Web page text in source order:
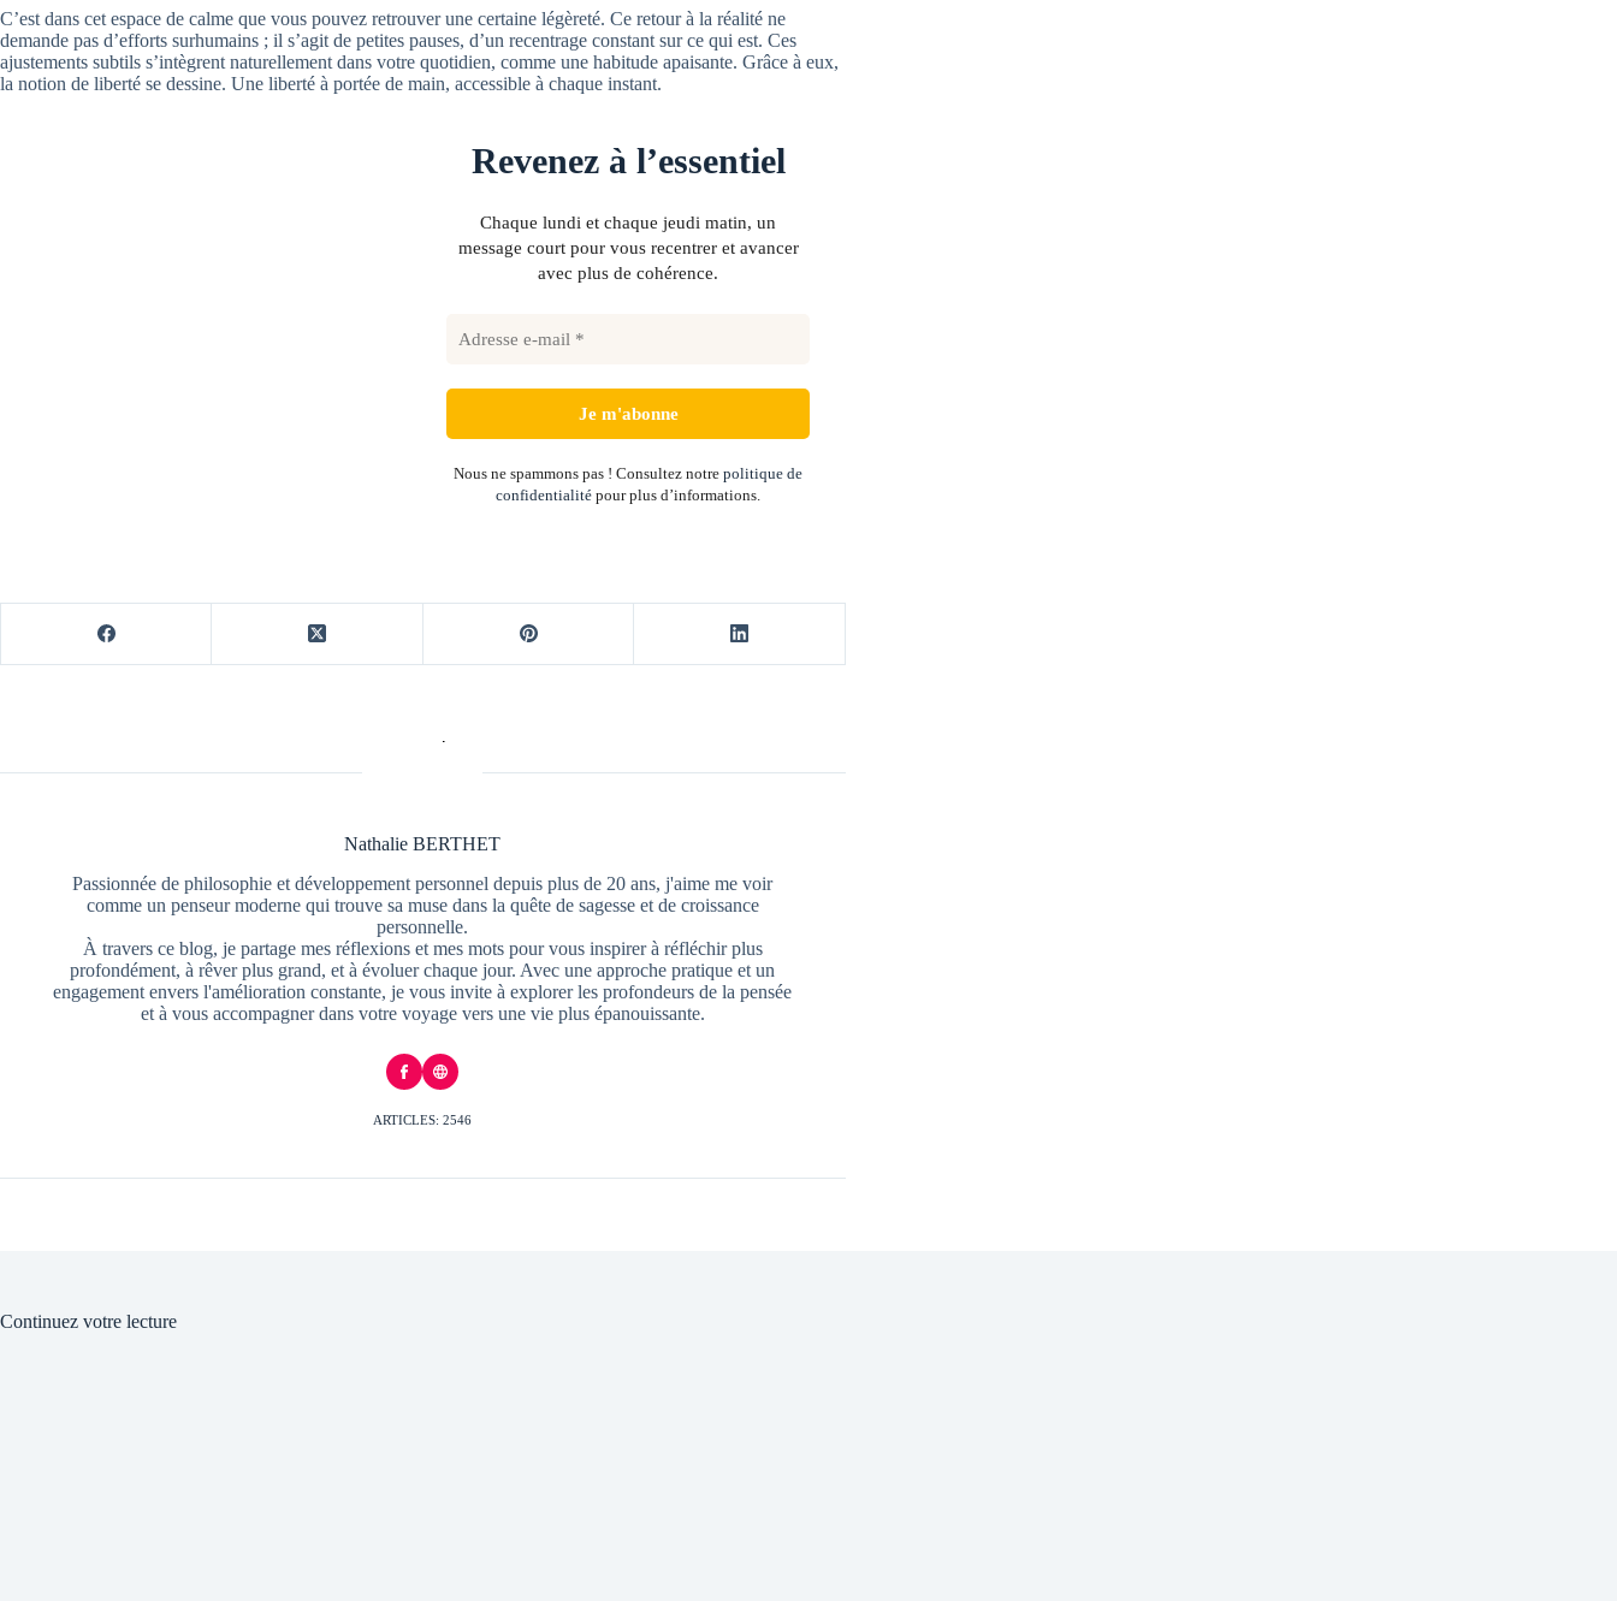
C’est dans cet espace de calme que vous pouvez retrouver une certaine légèreté. Ce retour à la réalité ne
demande pas d’efforts surhumains ; il s’agit de petites pauses, d’un recentrage constant sur ce qui est. Ces
ajustements subtils s’intègrent naturellement dans votre quotidien, comme une habitude apaisante. Grâce à eux,
la notion de liberté se dessine. Une liberté à portée de main, accessible à chaque instant.
Revenez à l’essentiel
Chaque lundi et chaque jeudi matin, un
message court pour vous recentrer et avancer
avec plus de cohérence.
Nous ne spammons pas ! Consultez notrepolitique de
confidentialité pour plus d’informations.
Nathalie BERTHET
Passionnée de philosophie et développement personnel depuis plus de 20 ans, j'aime me voir
comme un penseur moderne qui trouve sa muse dans la quête de sagesse et de croissance
personnelle.
À travers ce blog, je partage mes réflexions et mes mots pour vous inspirer à réfléchir plus
profondément, à rêver plus grand, et à évoluer chaque jour. Avec une approche pratique et un
engagement envers l'amélioration constante, je vous invite à explorer les profondeurs de la pensée
et à vous accompagner dans votre voyage vers une vie plus épanouissante.
ARTICLES: 2546
Continuez votre lecture